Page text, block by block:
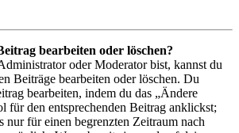
bearbeiten oder löschen?
oder Moderator bist, kannst du
Beiträge bearbeiten oder löschen. Du
bearbeiten, indem du das „Ändere
für den entsprechenden Beitrag anklickst;
nur für einen begrenzten Zeitraum nach